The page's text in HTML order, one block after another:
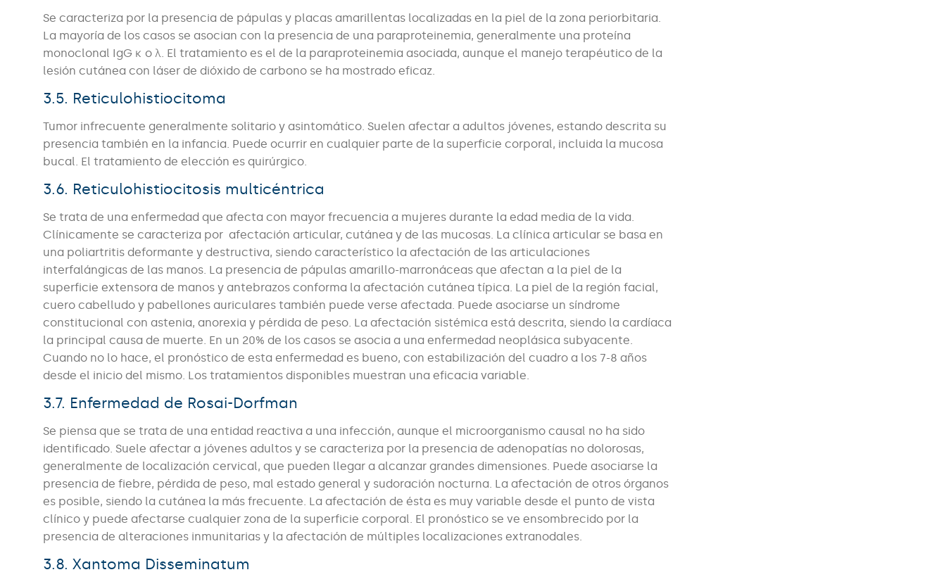
Se caracteriza por la presencia de pápulas y placas amarillentas localizadas en la piel de la zona periorbitaria.
La mayoría de los casos se asocian con la presencia de una paraproteinemia, generalmente una proteína
monoclonal IgG κ o λ. El tratamiento es el de la paraproteinemia asociada, aunque el manejo terapéutico de la
lesión cutánea con láser de dióxido de carbono se ha mostrado eficaz.
3.5. Reticulohistiocitoma
Tumor infrecuente generalmente solitario y asintomático. Suelen afectar a adultos jóvenes, estando descrita su
presencia también en la infancia. Puede ocurrir en cualquier parte de la superficie corporal, incluida la mucosa
bucal. El tratamiento de elección es quirúrgico.
3.6. Reticulohistiocitosis multicéntrica
Se trata de una enfermedad que afecta con mayor frecuencia a mujeres durante la edad media de la vida.
Clínicamente se caracteriza por afectación articular, cutánea y de las mucosas. La clínica articular se basa en
una poliartritis deformante y destructiva, siendo característico la afectación de las articulaciones
interfalángicas de las manos. La presencia de pápulas amarillo-marronáceas que afectan a la piel de la
superficie extensora de manos y antebrazos conforma la afectación cutánea típica. La piel de la región facial,
cuero cabelludo y pabellones auriculares también puede verse afectada. Puede asociarse un síndrome
constitucional con astenia, anorexia y pérdida de peso. La afectación sistémica está descrita, siendo la cardíaca
la principal causa de muerte. En un 20% de los casos se asocia a una enfermedad neoplásica subyacente.
Cuando no lo hace, el pronóstico de esta enfermedad es bueno, con estabilización del cuadro a los 7-8 años
desde el inicio del mismo. Los tratamientos disponibles muestran una eficacia variable.
3.7. Enfermedad de Rosai-Dorfman
Se piensa que se trata de una entidad reactiva a una infección, aunque el microorganismo causal no ha sido
identificado. Suele afectar a jóvenes adultos y se caracteriza por la presencia de adenopatías no dolorosas,
generalmente de localización cervical, que pueden llegar a alcanzar grandes dimensiones. Puede asociarse la
presencia de fiebre, pérdida de peso, mal estado general y sudoración nocturna. La afectación de otros órganos
es posible, siendo la cutánea la más frecuente. La afectación de ésta es muy variable desde el punto de vista
clínico y puede afectarse cualquier zona de la superficie corporal. El pronóstico se ve ensombrecido por la
presencia de alteraciones inmunitarias y la afectación de múltiples localizaciones extranodales.
3.8. Xantoma Disseminatum